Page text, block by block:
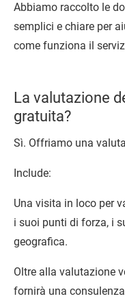
Abbiamo raccolto le
semplici e chiare per
come funziona il
La valutazione
gratuita?
Sì. Offriamo una
Include:
Una visita in loco per
i suoi punti di forza, i
geografica.
Oltre alla valutazione
fornirà una